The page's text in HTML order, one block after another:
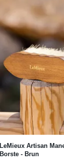
LeMieux Artisan
Borste - Brun